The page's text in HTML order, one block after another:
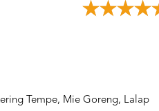
Tempe, Mie Goreng, Lalap